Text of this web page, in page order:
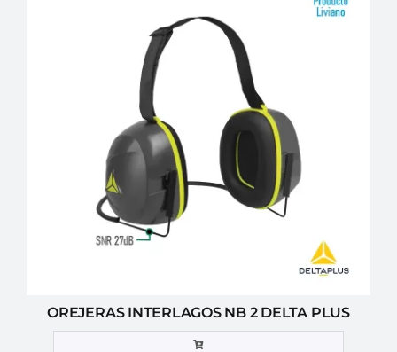
OREJERAS INTERLAGOS NB 2 DELTA PLUS